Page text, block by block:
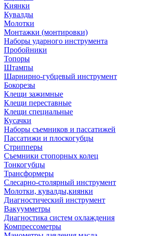
Киянки
Кувалды
Молотки
Монтажки (монтировки)
Наборы ударного инструмента
Пробойники
Топоры
Штампы
Шарнирно-губцевый инструмент
Бокорезы
Клещи зажимные
Клещи переставные
Клещи специальные
Кусачки
Наборы съемников и пассатижей
Пассатижи и плоскогубцы
Стрипперы
Съемники стопорных колец
Тонкогубцы
Трансформеры
Слесарно-столярный инструмент
Молотки, кувалды,киянки
Диагностический инструмент
Вакуумметры
Диагностика систем охлаждения
Компрессометры